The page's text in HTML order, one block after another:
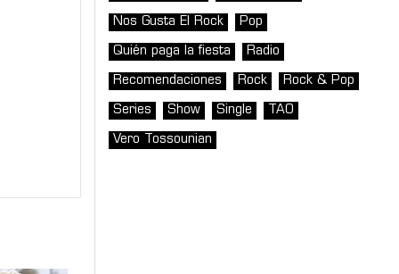
Nos Gusta El Rock Pop
Quién paga la fiesta Radio
Recomendaciones Rock Rock & Pop
Series Show Single TAO
Vero Tossounian